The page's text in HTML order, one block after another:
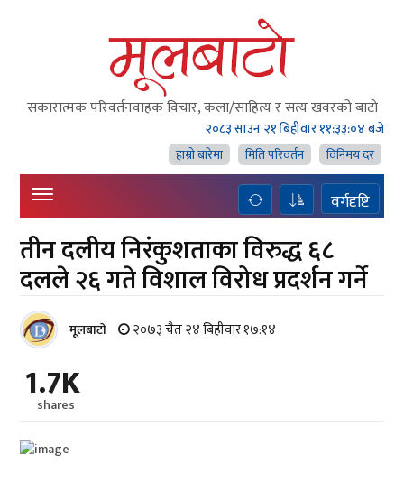
सकारात्मक परिवर्तनवाहक विचार, कला/साहित्य र सत्य खवरको बाटाे
२०८३ साउन २१ बिहीवार११:३३:०५ बजे
हाम्राे बारेमा
मिति परिवर्तन विनिमय दर
वर्गदृष्टि
तीन दलीय निरंकुशताका विरुद्ध ६८
दलले २६ गते विशाल विरोध प्रदर्शन गर्ने
मूलबाटाे २०७३ चैत २४ बिहीवार १७:१४
1.7K
shares